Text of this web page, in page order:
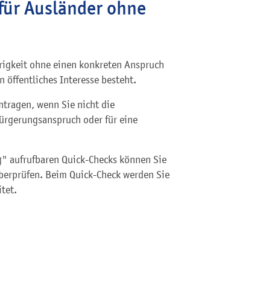
Ausländer ohne
ohne einen konkreten Anspruch
öffentliches Interesse besteht.
wenn Sie nicht die
oder für eine
Quick-Checks können Sie
Beim Quick-Check werden Sie